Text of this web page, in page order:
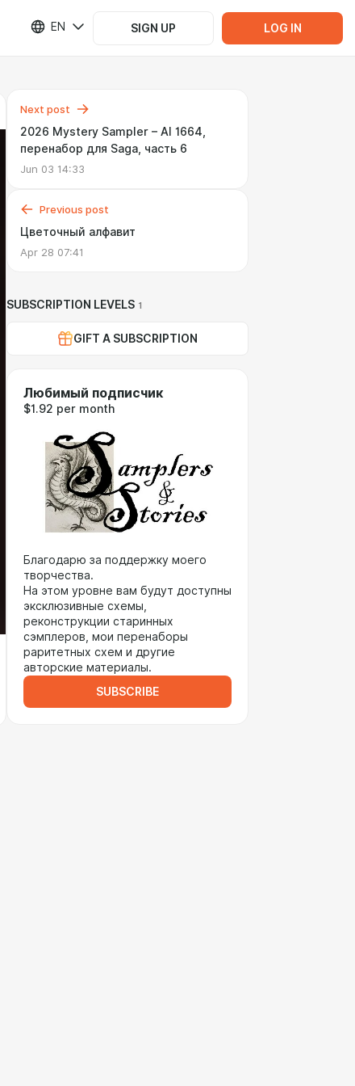
EN SIGN UP LOG IN
Next post
2026 Mystery Sampler – AI 1664,
перенабор для Saga, часть 6
Jun 03 14:33
Previous post
Цветочный алфавит
Apr 28 07:41
SUBSCRIPTION LEVELS 1
GIFT A SUBSCRIPTION
Любимый подписчик
$1.92 per month
Благодарю за поддержку моего
творчества.
На этом уровне вам будут доступны
эксклюзивные схемы,
реконструкции старинных
сэмплеров, мои перенаборы
раритетных схем и другие
авторские материалы.
SUBSCRIBE